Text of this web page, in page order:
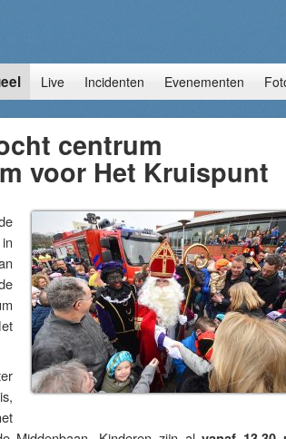
Live Incidenten Evenementen
centrum
voor Het Kruispunt